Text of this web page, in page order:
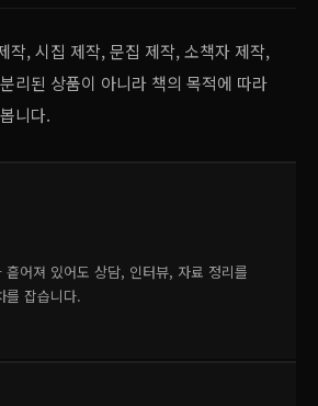
작, 시집 제작, 문집 제작, 소책자 제작,
리된 상품이 아니라 책의 목적에 따라
니다.
흩어져 있어도 상담, 인터뷰, 자료 정리를
를 잡습니다.